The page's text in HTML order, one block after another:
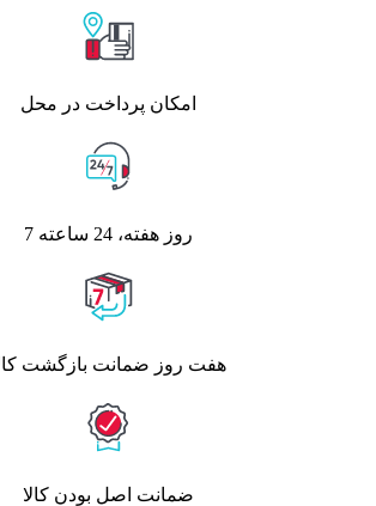
امکان پرداخت در محل
7 روز هفته، 24 ساعته
هفت روز ضمانت بازگشت
ضمانت اصل بودن کالا